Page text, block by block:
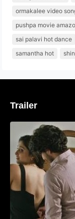
ormakalee video
pushpa movie
sai palavi hot dance
samantha hot
Trailer